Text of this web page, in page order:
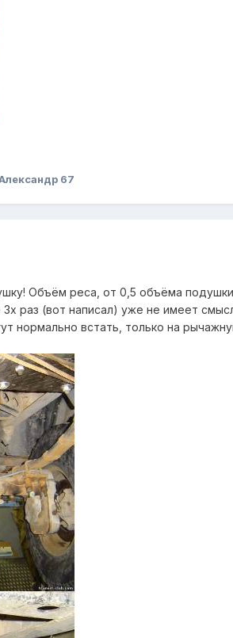
67
Объём реса, от 0,5 объёма
раз (вот написал) уже не имеет
нормально встать, только на